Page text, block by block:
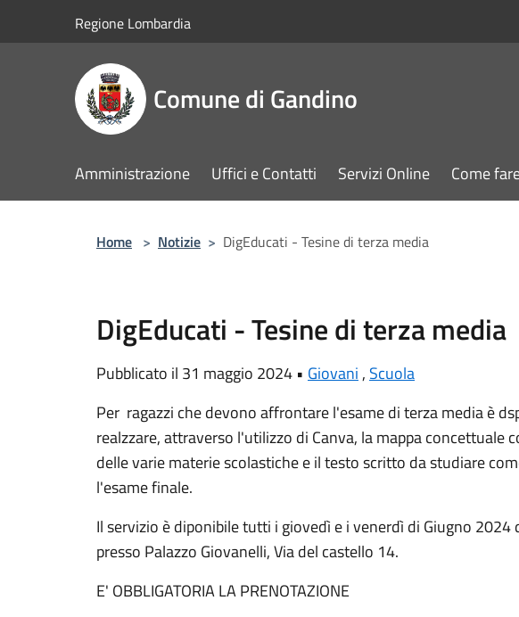
Regione Lombardia
Comune di Gandino
Amministrazione Uffici e Contatti Servizi Online Come
Home > Notizie > DigEducati - Tesine di terza media
DigEducati - Tesine di terza media
Pubblicato il 31 maggio 2024 • Giovani , Scuola
Per ragazzi che devono affrontare l'esame di terza media è
realzzare, attraverso l'utilizzo di Canva, la mappa concettuale
delle varie materie scolastiche e il testo scritto da studiare
l'esame finale.
Il servizio è diponibile tutti i giovedì e i venerdì di Giugno 2024
presso Palazzo Giovanelli, Via del castello 14.
E' OBBLIGATORIA LA PRENOTAZIONE